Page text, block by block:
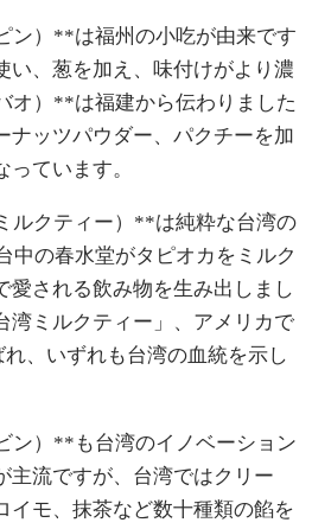
ン）**は福州の小吃が由来です
い、葱を加え、味付けがより濃
オ）**は福建から伝わりました
ナッツパウダー、パクチーを加
ています。
ルクティー）**は純粋な台湾の
中の春水堂がタピオカをミルク
愛される飲み物を生み出しまし
湾ミルクティー」、アメリカで
れ、いずれも台湾の血統を示し
ン）**も台湾のイノベーション
主流ですが、台湾ではクリー
イモ、抹茶など数十種類の餡を